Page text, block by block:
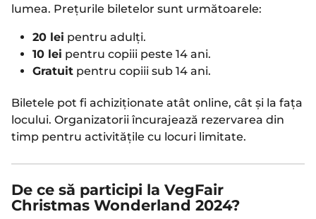
lumea. Prețurile biletelor sunt următoarele:
20 lei pentru adulți.
10 lei pentru copiii peste 14 ani.
Gratuit pentru copiii sub 14 ani.
Biletele pot fi achiziționate atât online, cât și la fața
locului. Organizatorii încurajează rezervarea din
timp pentru activitățile cu locuri limitate.
De ce să participi la VegFair
Christmas Wonderland 2024?